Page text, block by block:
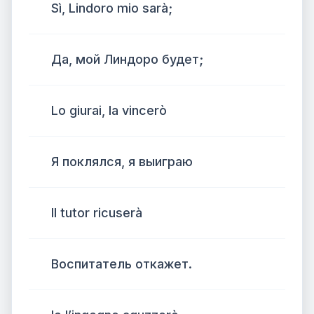
Sì, Lindoro mio sarà;
Да, мой Линдоро будет;
Lo giurai, la vincerò
Я поклялся, я выиграю
Il tutor ricuserà
Воспитатель откажет.